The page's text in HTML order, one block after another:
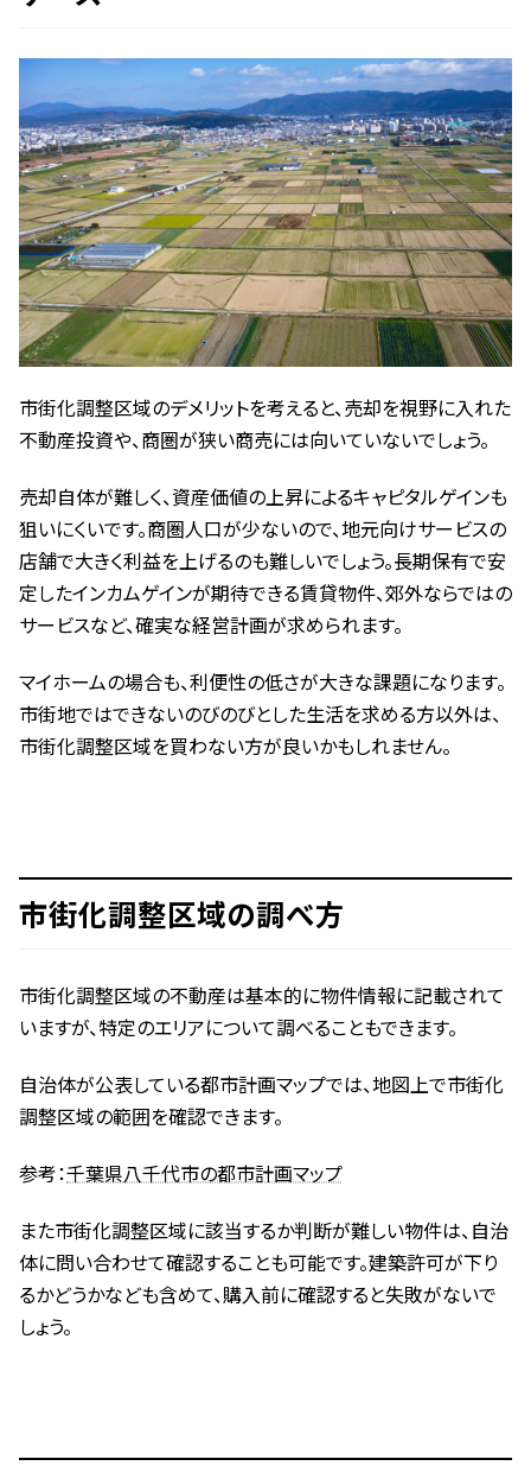
市街化調整区域のデメリットを考えると、売却を視野に入れた
不動産投資や、商圏が狭い商売には向いていないでしょう。
売却自体が難しく、資産価値の上昇によるキャピタルゲインも
狙いにくいです。商圏人口が少ないので、地元向けサービスの
店舗で大きく利益を上げるのも難しいでしょう。長期保有で安
定したインカムゲインが期待できる賃貸物件、郊外ならではの
サービスなど、確実な経営計画が求められます。
マイホームの場合も、利便性の低さが大きな課題になります。
市街地ではできないのびのびとした生活を求める方以外は、
市街化調整区域を買わない方が良いかもしれません。
市街化調整区域の調べ方
市街化調整区域の不動産は基本的に物件情報に記載されて
いますが、特定のエリアについて調べることもできます。
自治体が公表している都市計画マップでは、地図上で市街化
調整区域の範囲を確認できます。
参考：千葉県八千代市の都市計画マップ
また市街化調整区域に該当するか判断が難しい物件は、自治
体に問い合わせて確認することも可能です。建築許可が下り
るかどうかなども含めて、購入前に確認すると失敗がないで
しょう。